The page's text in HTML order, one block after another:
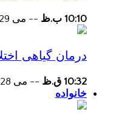
10:10 ب.ظ -- می 29, 2019
درمان گیاهی
10:32 ق.ظ -- می 28, 2019
خانواده